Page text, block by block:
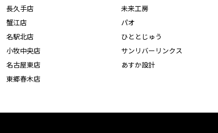
長久手店
蟹江店
名駅北店
小牧中央店
名古屋東店
東郷春木店
未来工房
パオ
ひととじゅう
サンリバーリンクス
あすか設計